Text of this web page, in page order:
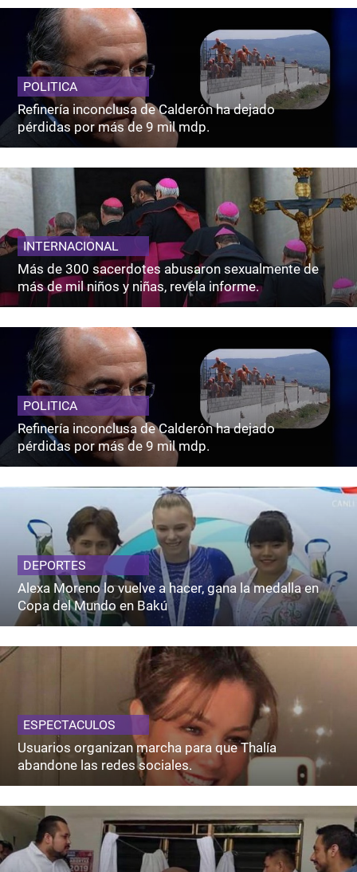
POLITICA
Refinería inconclusa de Calderón ha dejado
pérdidas por más de 9 mil mdp.
INTERNACIONAL
Más de 300 sacerdotes abusaron sexualmente de
más de mil niños y niñas, revela informe.
POLITICA
Refinería inconclusa de Calderón ha dejado
pérdidas por más de 9 mil mdp.
DEPORTES
Alexa Moreno lo vuelve a hacer, gana la medalla en
Copa del Mundo en Bakú
ESPECTACULOS
Usuarios organizan marcha para que Thalía
abandone las redes sociales.